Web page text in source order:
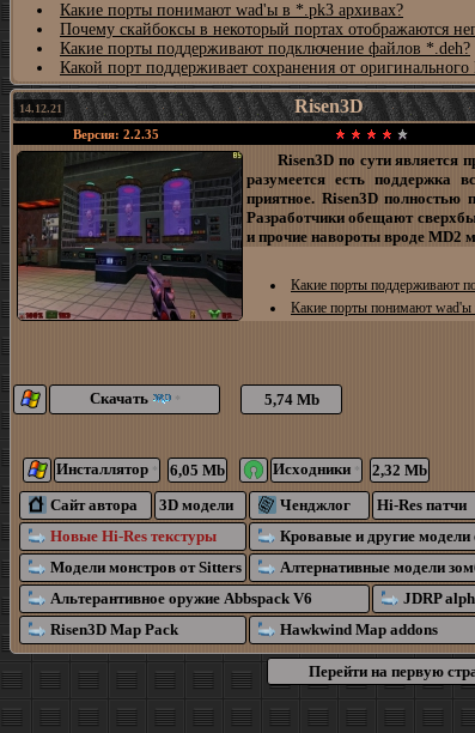
Какие порты понимают wad'ы в *.pk3 архивах?
Почему скайбоксы в некоторый портах отображаются
Какие порты поддерживают подключение файлов *.deh?
Какой порт поддерживает сохранения от оригинального
14.12.21 Risen3D
Версия: 2.2.35
Risen3D по сути является
разумеется есть поддержка
приятное. Risen3D полностью
Разработчики обещают
и прочие навороты вроде MD2
Какие порты поддерживают
Какие порты понимают wad'ы
Скачать
* 5,74 Mb
Инсталлятор * 6,05 Mb Исходники *
2,32 Mb
Сайт автора
3D модели Ченджлог
Hi-Res патчи
Новые Hi-Res текстуры
Кровавые и другие модели
Модели монстров от Sitters
Алтернативные модели
Альтерантивное оружие Abbspack V6
JDRP
Risen3D Map Pack
Hawkwind Map addons